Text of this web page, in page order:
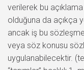
verilerek bu açıklama
olduğuna da açıkça
ancak iş bu
veya söz konusu
uygulanabilecektir.